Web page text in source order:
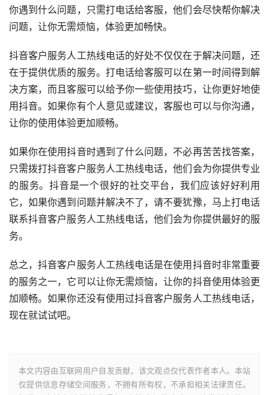
你遇到什么问题，只需打电话给客服，他们会尽快帮你解决
问题，让你无需烦恼，体验更加畅快。
抖音客户服务人工热线电话的好处不仅仅在于解决问题，还
在于提供优质的服务。打电话给客服可以在第一时间得到解
决方案，而且客服可以给予你一些使用技巧，让你更好地使
用抖音。如果你有个人意见或建议，客服也可以与你沟通，
让你的使用体验更加顺畅。
如果你在使用抖音时遇到了什么问题，不必再苦苦找答案，
只需拨打抖音客户服务人工热线电话，他们会为你提供专业
的服务。抖音是一个很好的社交平台，我们应该好好利用
它，如果你遇到问题并解决不了，请不要犹豫，马上打电话
联系抖音客户服务人工热线电话，他们会为你提供最好的服
务。
总之，抖音客户服务人工热线电话是在使用抖音时非常重要
的服务之一，它可以让你无需烦恼，让你的抖音使用体验更
加顺畅。如果你还没有使用过抖音客户服务人工热线电话，
现在就试试吧。
本文内容由互联网用户自发贡献，该文观点仅代表作者本人。本站
仅提供信息存储空间服务，不拥有所有权，不承担相关法律责任。